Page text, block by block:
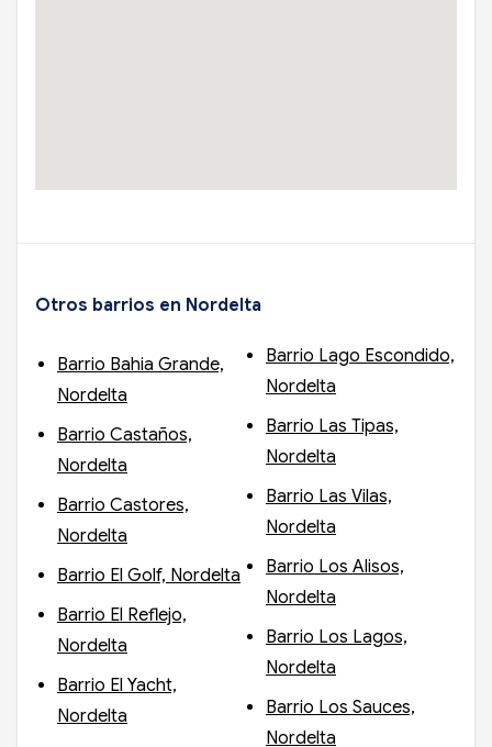
Otros barrios en Nordelta
Barrio Bahia Grande,
Nordelta
Barrio Castaños,
Nordelta
Barrio Castores,
Nordelta
Barrio El Golf, Nordelta
Barrio El Reflejo,
Nordelta
Barrio El Yacht,
Nordelta
Barrio Lago Escondido,
Nordelta
Barrio Las Tipas,
Nordelta
Barrio Las Vilas,
Nordelta
Barrio Los Alisos,
Nordelta
Barrio Los Lagos,
Nordelta
Barrio Los Sauces,
Nordelta